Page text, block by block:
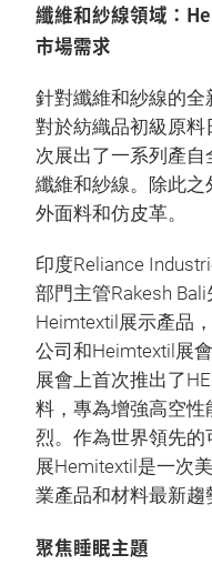
纖維和紗線領域：
市場需求
針對纖維和紗線的
對於紡織品初級原料
次展出了一系列產
纖維和紗線。除此
外面料和仿皮革。
印度Reliance
部門主管Rakesh
Heimtextil展示產品
公司和Heimtextil展
展會上首次推出了
料，專為增強高空
烈。作為世界領先
展Hemitextil是一次
業產品和材料最新趨
聚焦睡眠主題